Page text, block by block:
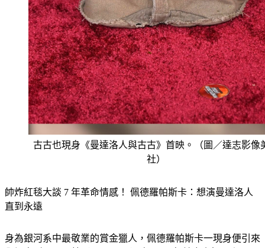
古古也現身《曼達洛人與古古》首映。（圖／達志影像
社）
帥炸紅毯大談 7 年革命情感！ 佩德羅帕斯卡：想演曼達洛人
直到永遠
身為銀河系中最敬業的賞金獵人，佩德羅帕斯卡一現身便引來